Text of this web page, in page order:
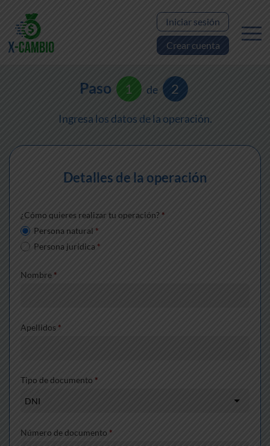
Iniciar sesión
Crear cuenta
Paso 1 de 2
Ingresa los datos de la operación.
Detalles de la operación
¿Cómo quieres realizar tu operación? *
Persona natural *
Persona jurídica *
Nombre*
Apellidos*
Tipo de documento *
Número de documento *